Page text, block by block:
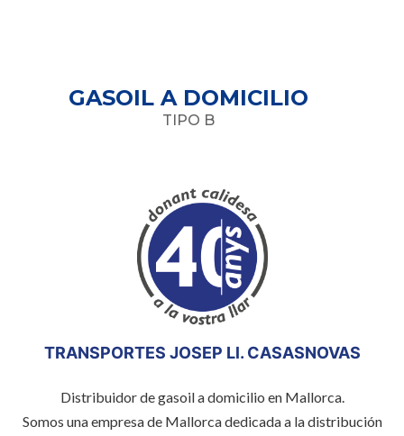
GASOIL A DOMICILIO
TIPO B
TRANSPORTES JOSEP Ll. CASASNOVAS
Distribuidor de gasoil a domicilio en Mallorca.
Somos una empresa de Mallorca dedicada a la distribución